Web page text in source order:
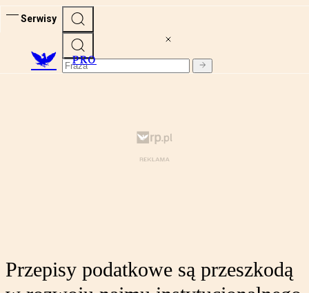
Serwisy
PRO
Przepisy podatkowe są przeszkodą